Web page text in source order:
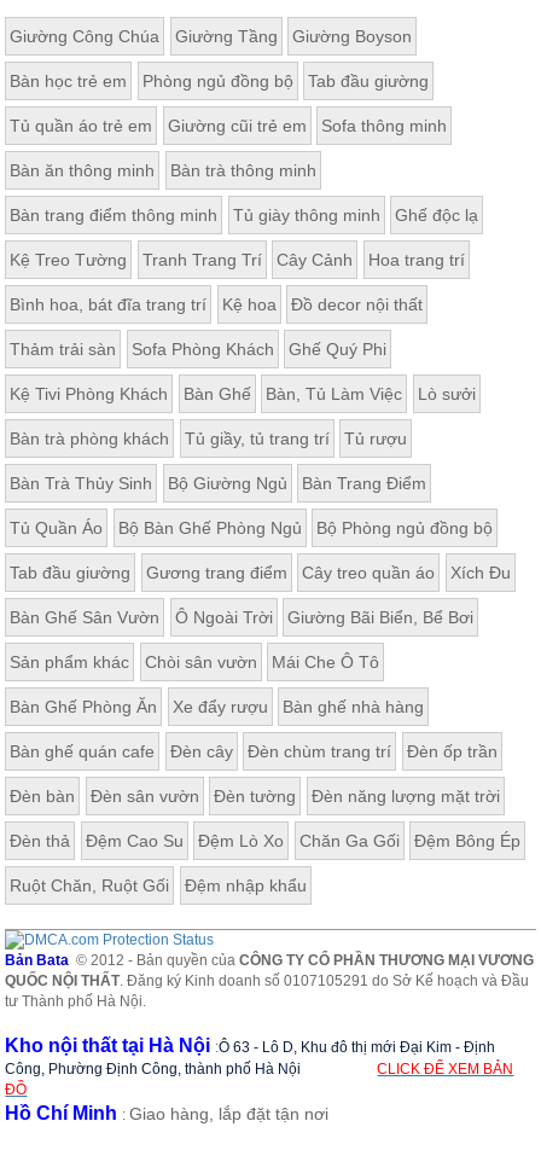
Giường Công Chúa Giường Tầng Giường Boyson
Bàn học trẻ em Phòng ngủ đồng bộ Tab đầu giường
Tủ quần áo trẻ em Giường cũi trẻ em Sofa thông minh
Bàn ăn thông minh Bàn trà thông minh
Bàn trang điểm thông minh Tủ giày thông minh Ghế độc lạ
Kệ Treo Tường Tranh Trang Trí Cây Cảnh Hoa trang trí
Bình hoa, bát đĩa trang trí Kệ hoa Đồ decor nội thất
Thảm trải sàn Sofa Phòng Khách Ghế Quý Phi
Kệ Tivi Phòng Khách Bàn Ghế Bàn, Tủ Làm Việc Lò sưởi
Bàn trà phòng khách Tủ giầy, tủ trang trí Tủ rượu
Bàn Trà Thủy Sinh Bộ Giường Ngủ Bàn Trang Điểm
Tủ Quần Áo Bộ Bàn Ghế Phòng Ngủ Bộ Phòng ngủ đồng bộ
Tab đầu giường Gương trang điểm Cây treo quần áo Xích Đu
Bàn Ghế Sân Vườn Ô Ngoài Trời Giường Bãi Biển, Bể Bơi
Sản phẩm khác Chòi sân vườn Mái Che Ô Tô
Bàn Ghế Phòng Ăn Xe đẩy rượu Bàn ghế nhà hàng
Bàn ghế quán cafe Đèn cây Đèn chùm trang trí Đèn ốp trần
Đèn bàn Đèn sân vườn Đèn tường Đèn năng lượng mặt trời
Đèn thả Đệm Cao Su Đệm Lò Xo Chăn Ga Gối Đệm Bông Ép
Ruột Chăn, Ruột Gối Đệm nhập khẩu
Bản Bata © 2012 - Bản quyền củaCÔNG TY CỔ PHẦN THƯƠNG MẠI VƯƠNG
QUỐC NỘI THẤT. Đăng ký Kinh doanh số 0107105291 do Sở Kế hoạch và Đầu
tư Thành phố Hà Nội.
Kho nội thất tại Hà Nội :Ô 63 - Lô D, Khu đô thị mới Đại Kim - Định
Công, Phường Định Công, thành phố Hà Nội
CLICK ĐỂ XEM BẢN
ĐỒ
Hồ Chí Minh :Giao hàng, lắp đặt tận nơi